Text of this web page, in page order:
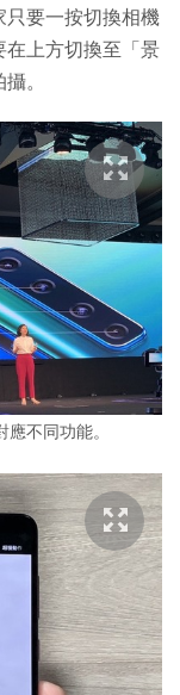
只要一按切換相機
在上方切換至「景
。
不同功能。